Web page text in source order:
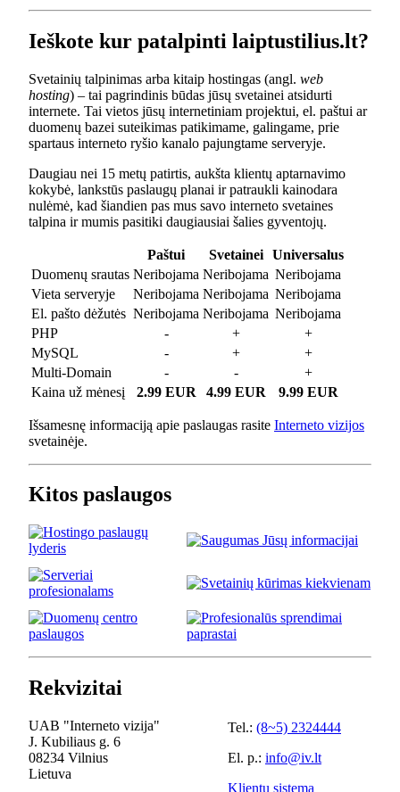
Ieškote kur patalpinti laiptustilius.lt?
Svetainių talpinimas arba kitaip hostingas (angl. web
hosting) – tai pagrindinis būdas jūsų svetainei atsidurti
internete. Tai vietos jūsų internetiniam projektui, el. paštui ar
duomenų bazei suteikimas patikimame, galingame, prie
spartaus interneto ryšio kanalo pajungtame serveryje.
Daugiau nei 15 metų patirtis, aukšta klientų aptarnavimo
kokybė, lankstūs paslaugų planai ir patraukli kainodara
nulėmė, kad šiandien pas mus savo interneto svetaines
talpina ir mumis pasitiki daugiausiai šalies gyventojų.
Paštui Svetainei
Universalus
Duomenų srautas Neribojama Neribojama Neribojama
Vieta serveryje
Neribojama Neribojama Neribojama
El. pašto dėžutės Neribojama Neribojama Neribojama
PHP
- +
+
MySQL
- +
+
Multi-Domain
- -
+
Kaina už mėnesį
2.99 EUR 4.99 EUR 9.99 EUR
Išsamesnę informaciją apie paslaugas rasite Interneto vizijos
svetainėje.
Kitos paslaugos
Rekvizitai
UAB "Interneto vizija"
J. Kubiliaus g. 6
08234 Vilnius
Lietuva
Tel.: (8~5) 2324444
El. p.: info@iv.lt
Klientų sistema